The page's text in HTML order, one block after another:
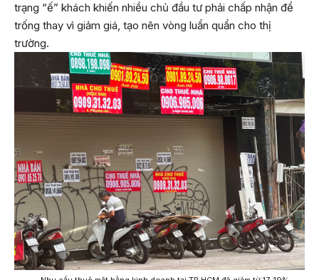
trạng “ế” khách khiến nhiều chủ đầu tư phải chấp nhận để
trống thay vì giảm giá, tạo nên vòng luẩn quẩn cho thị
trường.